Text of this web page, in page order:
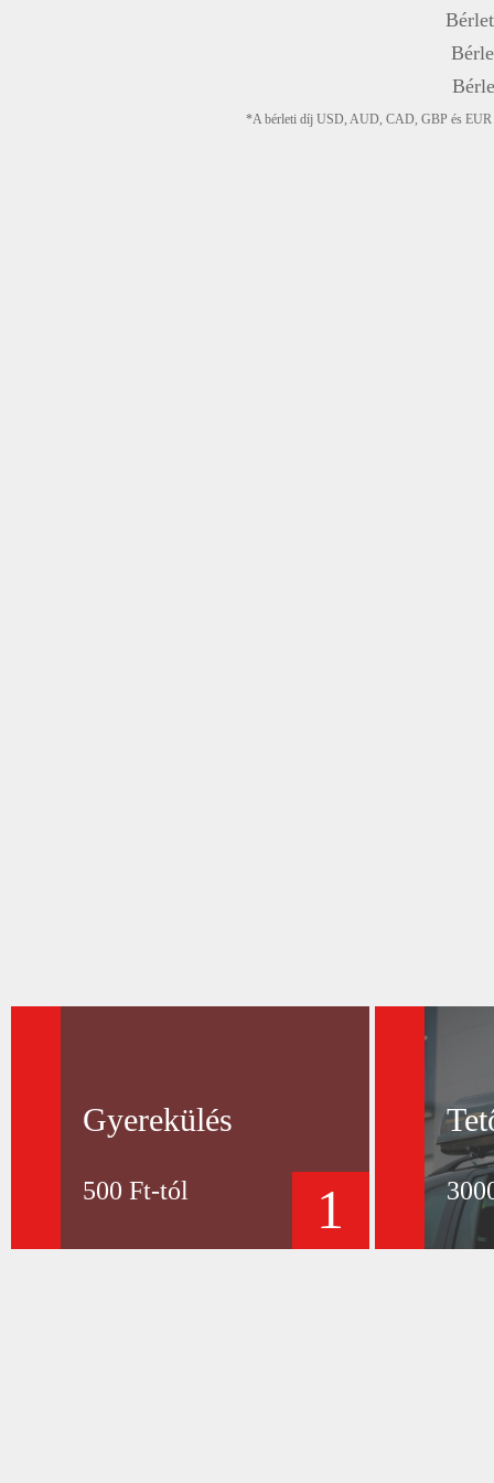
*A bérleti díj USD, AUD, CAD, GBP és EUR
Gyerekülés
500 Ft-tól 1